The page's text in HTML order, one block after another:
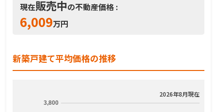
現在販売中の不動産価格 :
6,009万円
新築戸建て平均価格の推移
2026年8月現在
3,800